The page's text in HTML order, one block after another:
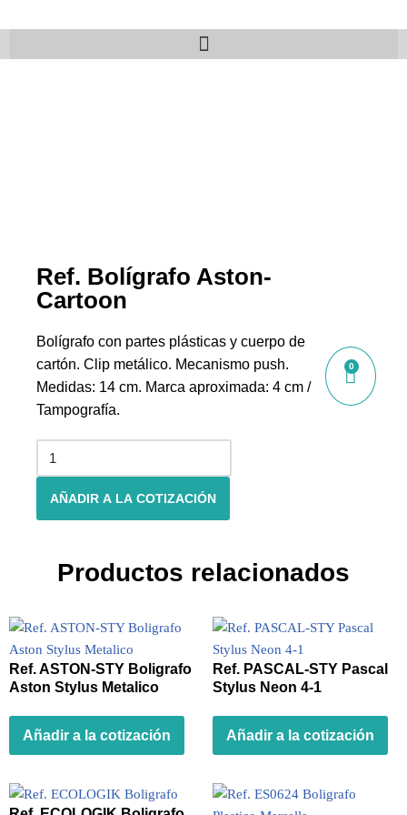
0
Ref. Bolígrafo Aston-
Cartoon
Bolígrafo con partes plásticas y cuerpo de
cartón. Clip metálico. Mecanismo push.
Medidas: 14 cm. Marca aproximada: 4 cm /
Tampografía.
AÑADIR A LA COTIZACIÓN
Productos relacionados
Ref. ASTON-STY Boligrafo
Aston Stylus Metalico
Añadir a la cotización
Ref. PASCAL-STY Pascal
Stylus Neon 4-1
Añadir a la cotización